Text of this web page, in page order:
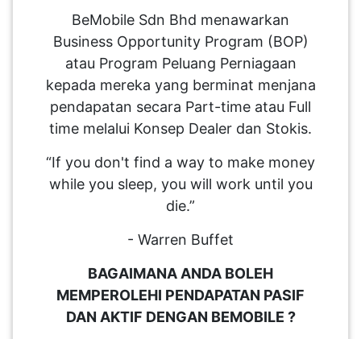
BeMobile Sdn Bhd menawarkan
Business Opportunity Program (BOP)
atau Program Peluang Perniagaan
kepada mereka yang berminat menjana
pendapatan secara Part-time atau Full
time melalui Konsep Dealer dan Stokis.
“If you don't find a way to make money
while you sleep, you will work until you
die.”
- Warren Buffet
BAGAIMANA ANDA BOLEH
MEMPEROLEHI PENDAPATAN PASIF
DAN AKTIF DENGAN BEMOBILE ?